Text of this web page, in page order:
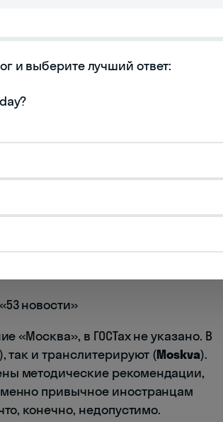
новости»
«Москва», в ГОСТах не указано. В
так и транслитерируют (Moskva).
методические рекомендации,
привычное иностранцам
конечно, недопустимо.
и выберите лучший ответ: